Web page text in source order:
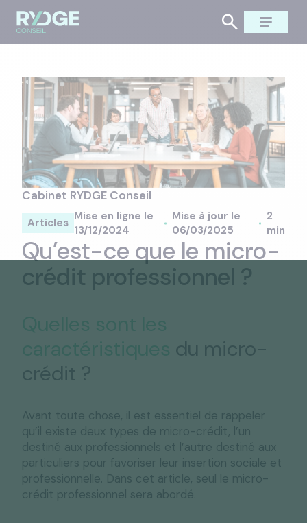
Cabinet RYDGE Conseil
Articles
Mise en ligne le
13/12/2024
Mise à jour le
06/03/2025
2
min
Qu’est-ce que le micro-
crédit professionnel ?
Quelles sont les
caractéristiques du micro-
crédit ?
Avant toute chose, il est essentiel de rappeler
qu’il existe deux types de micro-crédit, l’un
destiné aux professionnels et l’autre destiné aux
particuliers pour favoriser leur insertion sociale et
professionnelle. Dans cet article, seul le micro-
crédit professionnel sera abordé.